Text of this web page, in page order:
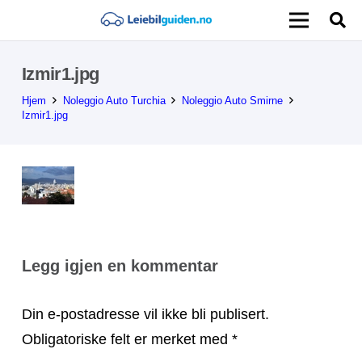
Izmir1.jpg
Hjem Noleggio Auto Turchia
Noleggio Auto Smirne
Izmir1.jpg
Legg igjen en kommentar
Din e-postadresse vil ikke bli publisert.
Obligatoriske felt er merket med *